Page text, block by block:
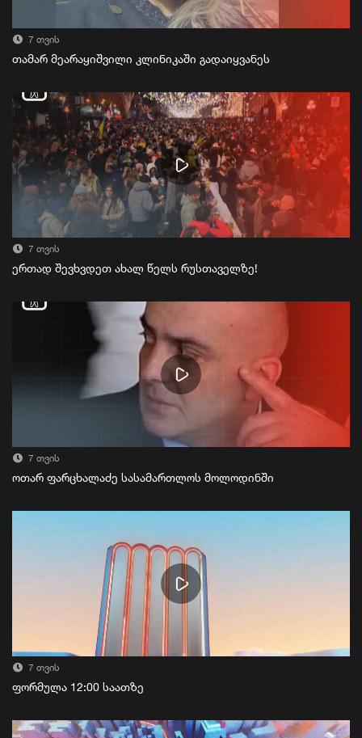
7 თვის
თამარ მეარაყიშვილი კლინიკაში გადაიყვანეს
7 თვის
ერთად შევხვდეთ ახალ წელს რუსთაველზე!
7 თვის
ოთარ ფარცხალაძე სასამართლოს მოლოდინში
7 თვის
ფორმულა 12:00 საათზე